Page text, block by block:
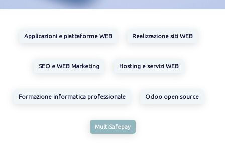
Applicazioni e piattaforme WEB Realizzazione siti WEB
SEO e WEB Marketing Hosting e servizi WEB
Formazione informatica professionale Odoo open source
MultiSafepay